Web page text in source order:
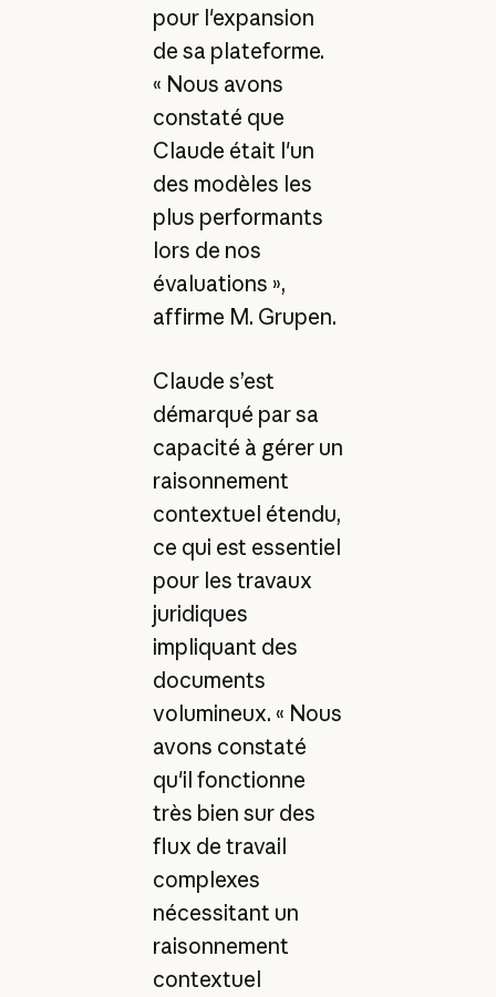
pour l'expansion
de sa plateforme.
« Nous avons
constaté que
Claude était l'un
des modèles les
plus performants
lors de nos
évaluations »,
affirme M. Grupen.
Claude s’est
démarqué par sa
capacité à gérer un
raisonnement
contextuel étendu,
ce qui est essentiel
pour les travaux
juridiques
impliquant des
documents
volumineux. « Nous
avons constaté
qu'il fonctionne
très bien sur des
flux de travail
complexes
nécessitant un
raisonnement
contextuel